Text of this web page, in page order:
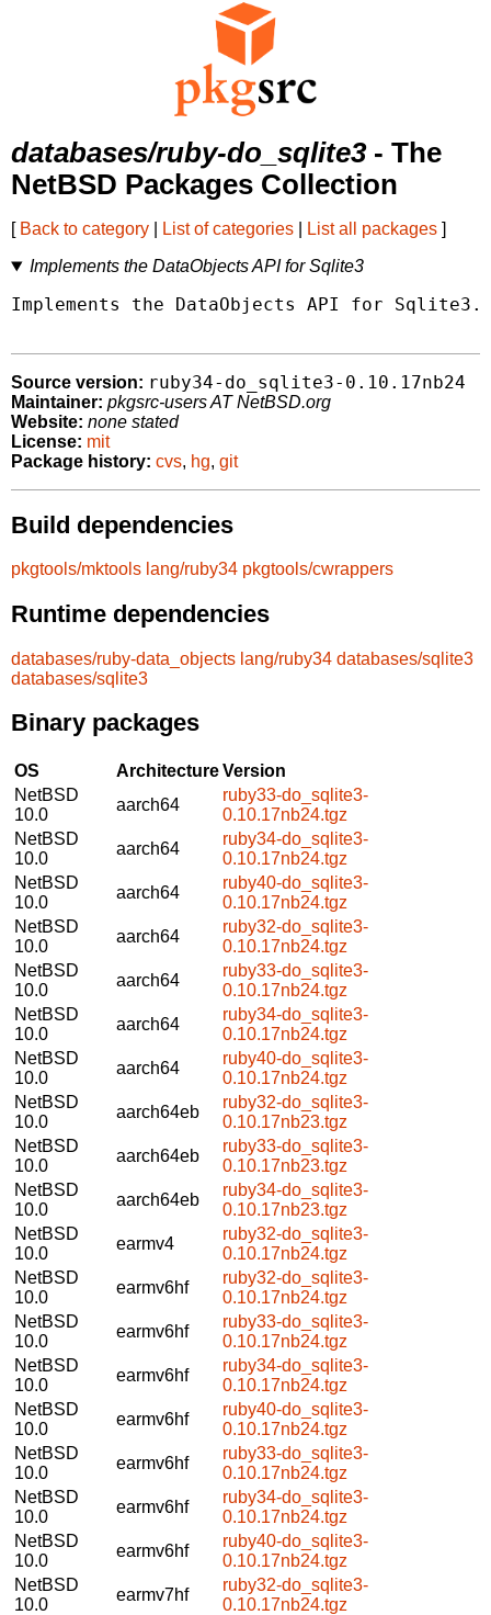
databases/ruby-do_sqlite3- The
NetBSD Packages Collection
[ Back to category List of categories List all packages ]
Implements the DataObjects API for Sqlite3
Implements the DataObjects API for Sqlite3.
Source version: ruby34-do_sqlite3-0.10.17nb24
Maintainer: pkgsrc-users AT NetBSD.org
Website: none stated
License: mit
Package history: cvs, hg, git
Build dependencies
pkgtools/mktools lang/ruby34 pkgtools/cwrappers
Runtime dependencies
databases/ruby-data_objects lang/ruby34 databases/sqlite3
databases/sqlite3
Binary packages
OS ArchitectureVersion
NetBSD
10.0
aarch64
ruby33-do_sqlite3-
0.10.17nb24.tgz
NetBSD
10.0
aarch64
ruby34-do_sqlite3-
0.10.17nb24.tgz
NetBSD
10.0
aarch64
ruby40-do_sqlite3-
0.10.17nb24.tgz
NetBSD
10.0
aarch64
ruby32-do_sqlite3-
0.10.17nb24.tgz
NetBSD
10.0
aarch64
ruby33-do_sqlite3-
0.10.17nb24.tgz
NetBSD
10.0
aarch64
ruby34-do_sqlite3-
0.10.17nb24.tgz
NetBSD
10.0
aarch64
ruby40-do_sqlite3-
0.10.17nb24.tgz
NetBSD
10.0
aarch64eb
ruby32-do_sqlite3-
0.10.17nb23.tgz
NetBSD
10.0
aarch64eb
ruby33-do_sqlite3-
0.10.17nb23.tgz
NetBSD
10.0
aarch64eb
ruby34-do_sqlite3-
0.10.17nb23.tgz
NetBSD
10.0
earmv4
ruby32-do_sqlite3-
0.10.17nb24.tgz
NetBSD
10.0
earmv6hf
ruby32-do_sqlite3-
0.10.17nb24.tgz
NetBSD
10.0
earmv6hf
ruby33-do_sqlite3-
0.10.17nb24.tgz
NetBSD
10.0
earmv6hf
ruby34-do_sqlite3-
0.10.17nb24.tgz
NetBSD
10.0
earmv6hf
ruby40-do_sqlite3-
0.10.17nb24.tgz
NetBSD
10.0
earmv6hf
ruby33-do_sqlite3-
0.10.17nb24.tgz
NetBSD
10.0
earmv6hf
ruby34-do_sqlite3-
0.10.17nb24.tgz
NetBSD
10.0
earmv6hf
ruby40-do_sqlite3-
0.10.17nb24.tgz
NetBSD
10.0
earmv7hf
ruby32-do_sqlite3-
0.10.17nb24.tgz